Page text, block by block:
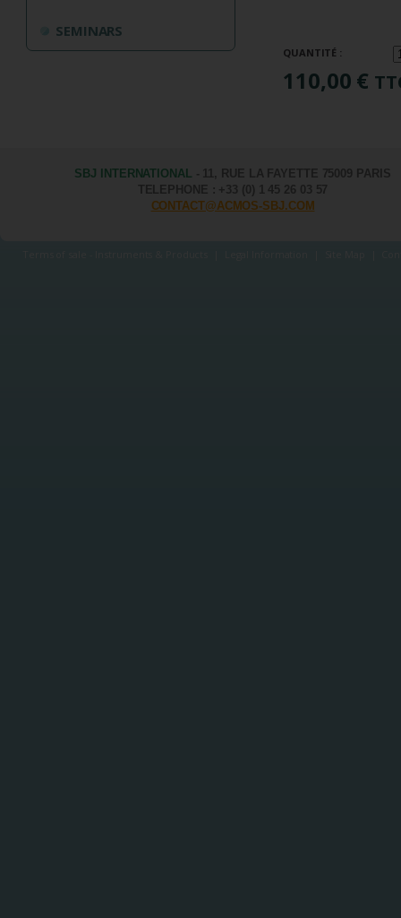
SEMINARS
QUANTITÉ :
110,00 €
SBJ INTERNATIONAL
- 11, RUE LA FAYETTE 75009 PARIS
TELEPHONE : +33 (0) 1 45 26 03 57
CONTACT@ACMOS-SBJ.COM